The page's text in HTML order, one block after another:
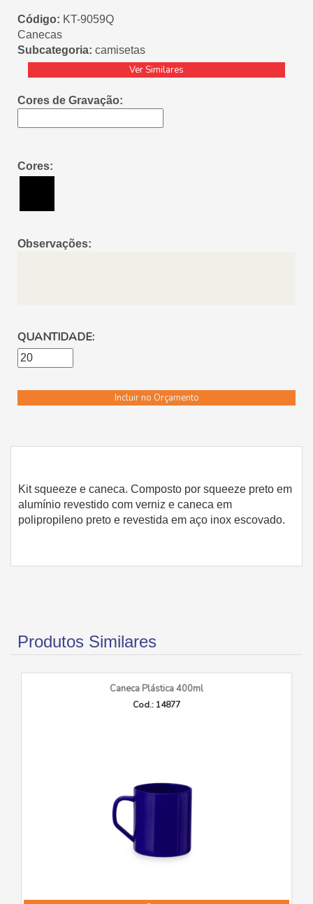
Código: KT-9059Q
Canecas
Subcategoria: camisetas
Ver Similares
Cores de Gravação:
Cores:
Observações:
QUANTIDADE:
Incluir no Orçamento
Kit squeeze e caneca. Composto por squeeze preto em
alumínio revestido com verniz e caneca em
polipropileno preto e revestida em aço inox escovado.
Produtos Similares
Caneca Plástica 400ml
Cod.: 14877